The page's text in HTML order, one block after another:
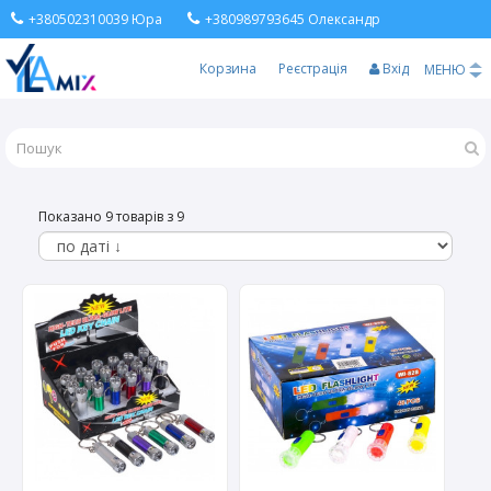
+380502310039 Юра +380989793645 Олександр
Корзина Реєстрація Вхід МЕНЮ
Показано 9 товарів з 9